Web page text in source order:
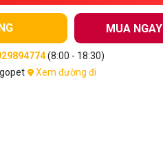
MUA NGAY
(8:00 - 18:30)
Xem đường đi